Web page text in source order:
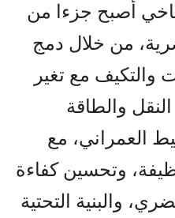
أصبح جزءا من
من خلال دمج
والتكيف مع تغير
والطاقة
العمراني، مع
وتحسين كفاءة
والبنية التحتية